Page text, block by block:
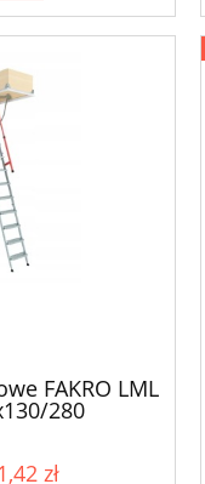
FAKRO LML
280
zł